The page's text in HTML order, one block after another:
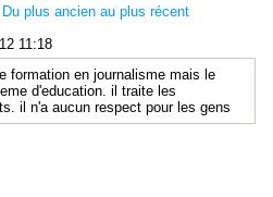
Du plus ancien au plus récent
11:18
formation en journalisme mais le
d'education. il traite les
il n'a aucun respect pour les gens